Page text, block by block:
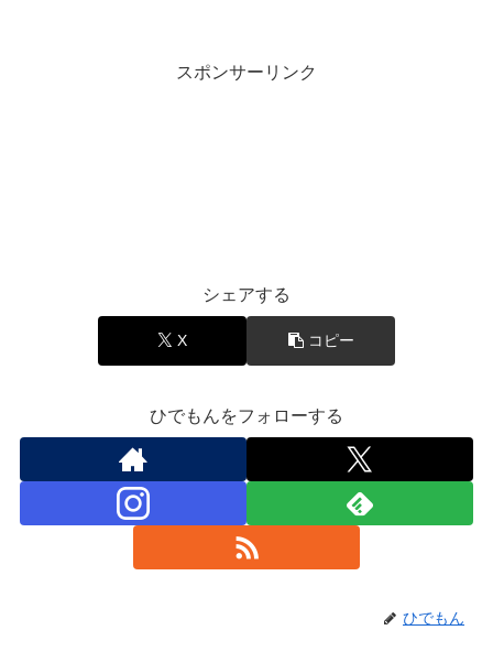
スポンサーリンク
シェアする
X コピー
ひでもんをフォローする
ひでもん